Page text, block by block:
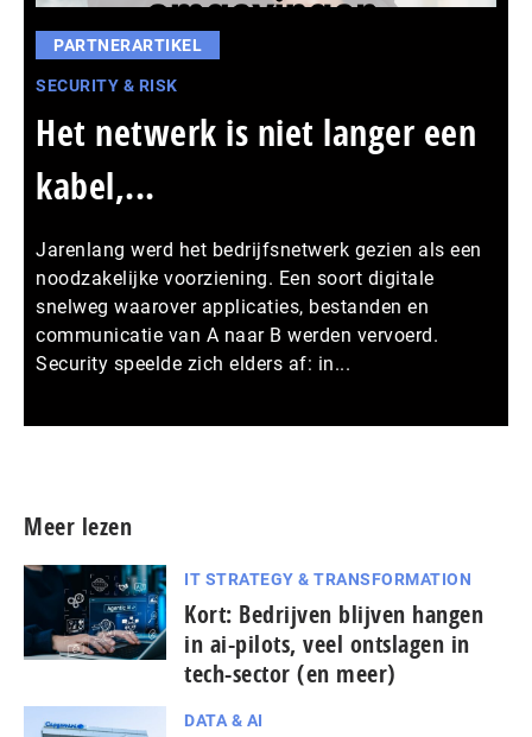
PARTNERARTIKEL
SECURITY & RISK
Het netwerk is niet langer een
kabel,...
Jarenlang werd het bedrijfsnetwerk gezien als een
noodzakelijke voorziening. Een soort digitale
snelweg waarover applicaties, bestanden en
communicatie van A naar B werden vervoerd.
Security speelde zich elders af: in...
Meer lezen
IT STRATEGY & TRANSFORMATION
Kort: Bedrijven blijven hangen
in ai-pilots, veel ontslagen in
tech-sector (en meer)
DATA & AI